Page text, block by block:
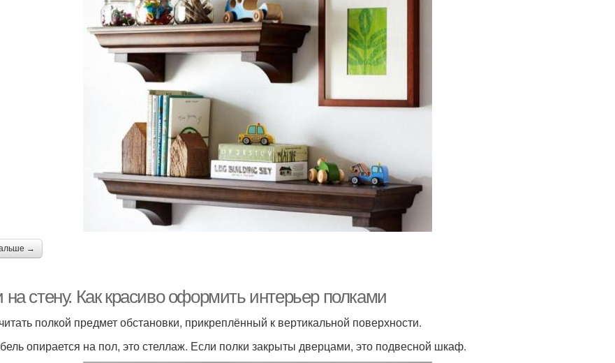
→
на стену. Как красиво оформить интерьер полками
полкой предмет обстановки, прикреплённый к вертикальной поверхности.
опирается на пол, это стеллаж. Если полки закрыты дверцами, это подвесной шкаф.